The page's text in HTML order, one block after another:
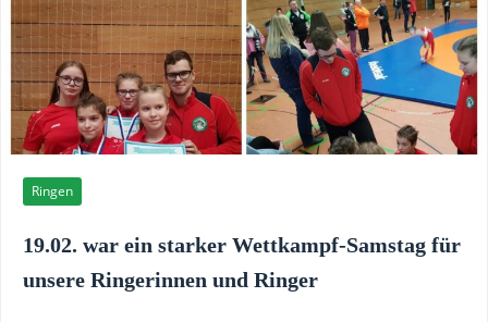
Ringen
19.02. war ein starker Wettkampf-Samstag für
unsere Ringerinnen und Ringer